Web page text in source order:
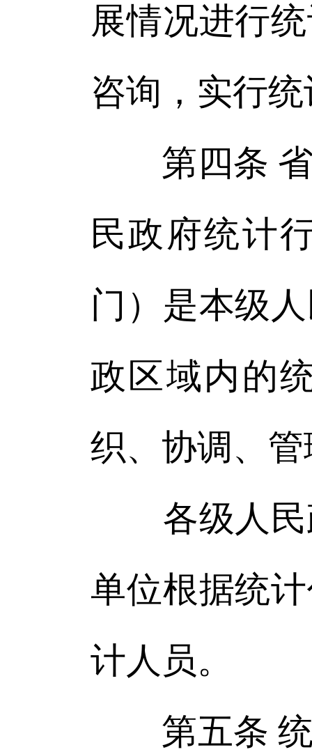
展情况进行
咨询，实行
第四条 省
民政府统计
门）是本级
政区域内的
织、协调、
各级人民
单位根据统
计人员。
第五条 统